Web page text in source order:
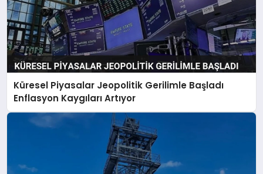
Küresel Piyasalar Jeopolitik Gerilimle Başladı
Enflasyon Kaygıları Artıyor